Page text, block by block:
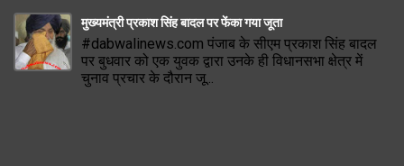
मुख्यमंत्री प्रकाश सिंह बादल पर फेंका गया जूता
#dabwalinews.com पंजाब के सीएम प्रकाश सिंह बादल
पर बुधवार को एक युवक द्वारा उनके ही विधानसभा क्षेत्र में
चुनाव प्रचार के दौरान जू...